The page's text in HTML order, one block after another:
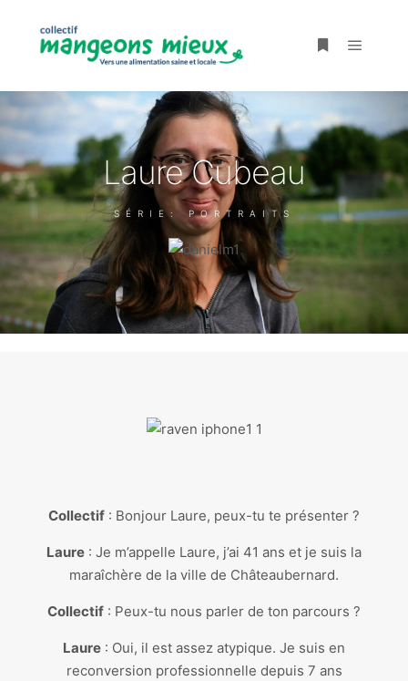
Laure Cubeau
SÉRIE: PORTRAITS
Collectif : Bonjour Laure, peux-tu te présenter ?
Laure : Je m’appelle Laure, j’ai 41 ans et je suis la
maraîchère de la ville de Châteaubernard.
Collectif : Peux-tu nous parler de ton parcours ?
Laure : Oui, il est assez atypique. Je suis en
reconversion professionnelle depuis 7 ans